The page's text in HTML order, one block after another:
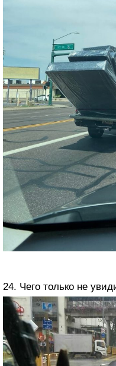
24. Чего только не